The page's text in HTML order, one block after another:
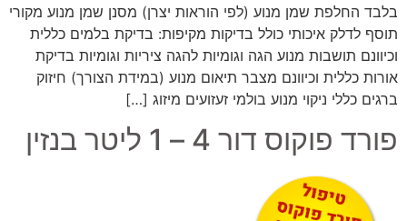
בלבד החלפת שמן מנוע (לפי הוראות יצרן) מסנן שמן מנוע מקורי
תוסף לדלק איכותי כולל בדיקות מקיפות: בדיקת בלמים כללית
וכיוונם תושבות מנוע הגה וגומיות להגה ציריות וגומיות בדיקת
אורות כללית וכיוונם מצבר תיאום מנוע (במידת הצורך) חיזוק
ברגים כללי ניקוי מנוע בולמי זעזועים מיזוג […]
פורד פוקוס דור 4 – 1 ליטר בנזין